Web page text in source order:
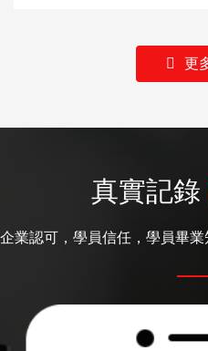
更
真實記錄
企業認可，學員信任，學員畢業